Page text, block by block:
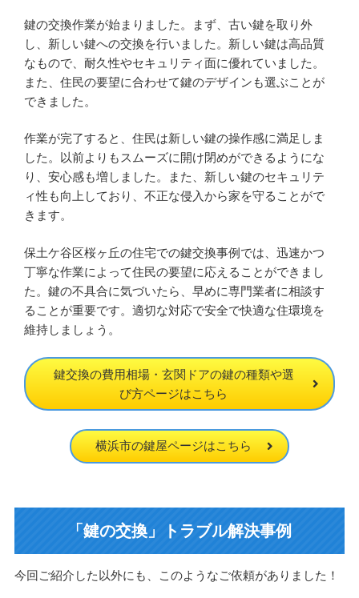
鍵の交換作業が始まりました。まず、古い鍵を取り外
し、新しい鍵への交換を行いました。新しい鍵は高品質
なもので、耐久性やセキュリティ面に優れていました。
また、住民の要望に合わせて鍵のデザインも選ぶことが
できました。
作業が完了すると、住民は新しい鍵の操作感に満足しま
した。以前よりもスムーズに開け閉めができるようにな
り、安心感も増しました。また、新しい鍵のセキュリテ
ィ性も向上しており、不正な侵入から家を守ることがで
きます。
保土ケ谷区桜ヶ丘の住宅での鍵交換事例では、迅速かつ
丁寧な作業によって住民の要望に応えることができまし
た。鍵の不具合に気づいたら、早めに専門業者に相談す
ることが重要です。適切な対応で安全で快適な住環境を
維持しましょう。
鍵交換の費用相場・玄関ドアの鍵の種類や選
び方ページはこちら
横浜市の鍵屋ページはこちら
「鍵の交換」トラブル解決事例
今回ご紹介した以外にも、このようなご依頼がありました！